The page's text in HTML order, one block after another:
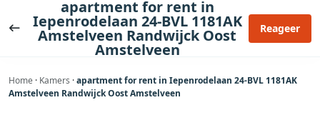
naar
apartment for rent in
Iepenrodelaan 24-BVL 1181AK
Amstelveen Randwijck Oost
Amstelveen
Reageer
Home · Kamers ·apartment for rent in Iepenrodelaan 24-BVL 1181AK
Amstelveen Randwijck Oost Amstelveen